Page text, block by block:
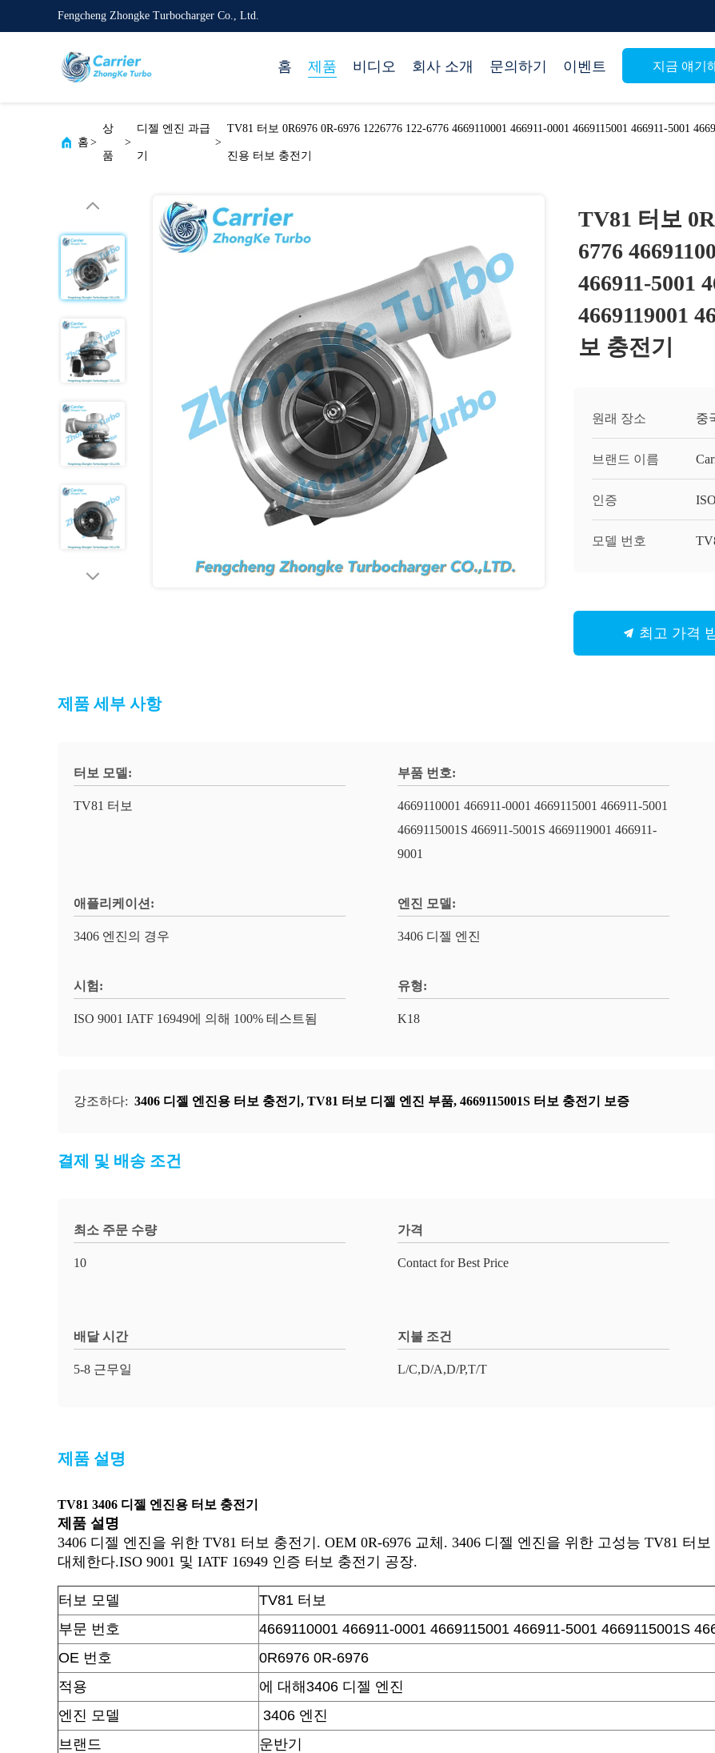
Fengcheng Zhongke Turbocharger Co., Ltd.
홈 제품 비디오 회사 소개 문의하기 이벤트 지금 얘기
홈 >
상
품
>
디젤 엔진 과급
기
>
TV81 터보 0R6976 0R-6976 1226776 122-6776 4669110001 466911-0001 4669115001 466911-5001
진용 터보 충전기
TV81 터보
6776
466911-5001
4669119001
보 충전기
원래 장소 중
브랜드 이름
인증
모델 번호
최고 가격
제품 세부 사항
터보 모델:
TV81 터보
부품 번호:
4669110001 466911-0001 4669115001 466911-5001
4669115001S 466911-5001S 4669119001 466911-
9001
애플리케이션:
3406 엔진의 경우
엔진 모델:
3406 디젤 엔진
시험:
ISO 9001 IATF 16949에 의해 100% 테스트됨
유형:
K18
강조하다: 3406 디젤 엔진용 터보 충전기 , TV81 터보 디젤 엔진 부품, 4669115001S 터보 충전기 보증
결제 및 배송 조건
최소 주문 수량
10
가격
Contact for Best Price
배달 시간
5-8 근무일
지불 조건
L/C,D/A,D/P,T/T
제품 설명
TV81 3406 디젤 엔진용 터보 충전기
제품 설명
3406 디젤 엔진을 위한 TV81 터보 충전기. OEM 0R-6976 교체. 3406 디젤 엔진을 위한 고성능 TV81 터보
대체한다.ISO 9001 및 IATF 16949 인증 터보 충전기 공장.
터보 모델
TV81 터보
부문 번호
4669110001 466911-0001 4669115001 466911-5001 4669115001S
OE 번호
0R6976 0R-6976
적용
에 대해 3406 디젤 엔진
엔진 모델
3406 엔진
브랜드
운반기